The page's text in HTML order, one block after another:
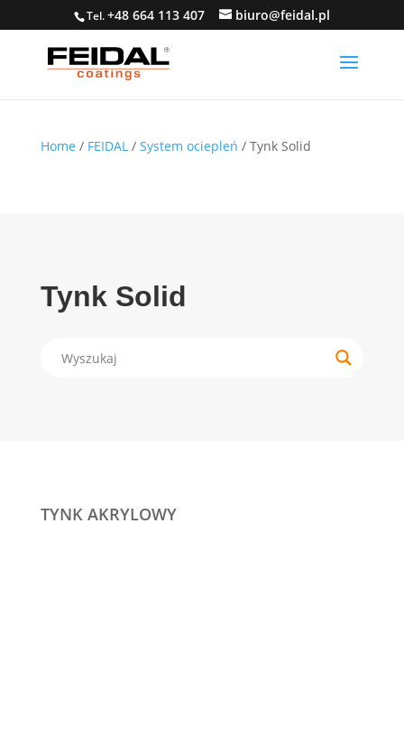
Tel.+48 664 113 407 biuro@feidal.pl
Home / FEIDAL/ System ociepleń / Tynk Solid
Tynk Solid
TYNK AKRYLOWY